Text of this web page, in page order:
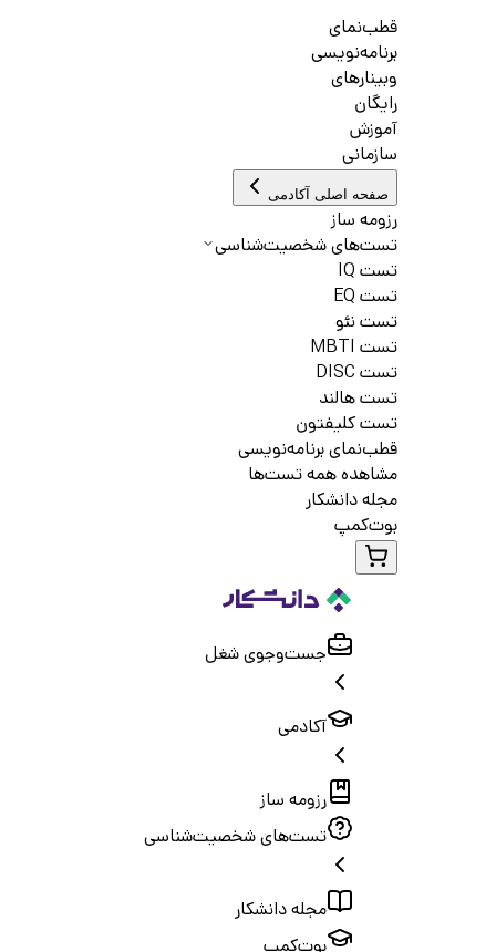
قطب‌نمای
برنامه‌نویسی
وبینارهای
رایگان
آموزش
سازمانی
صفحه اصلی آکادمی
رزومه ساز
تست‌های شخصیت‌شناسی
تست IQ
تست EQ
تست نئو
تست MBTI
تست DISC
تست هالند
تست کلیفتون
قطب‌نمای برنامه‌نویسی
مشاهده همه تست‌ها
مجله دانشکار
بوت‌کمپ
جست‌و‌جوی شغل
آکادمی
رزومه ساز
تست‌های شخصیت‌شناسی
مجله دانشکار